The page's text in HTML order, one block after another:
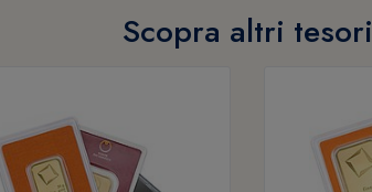
Scopra altri tesori